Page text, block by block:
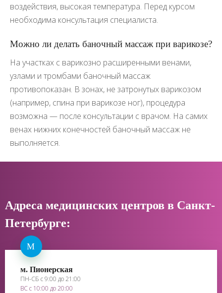
воздействия, высокая температура. Перед курсом
необходима консультация специалиста.
Можно ли делать баночный массаж при варикозе?
На участках с варикозно расширенными венами,
узлами и тромбами баночный массаж
противопоказан. В зонах, не затронутых варикозом
(например, спина при варикозе ног), процедура
возможна — после консультации с врачом. На самих
венах нижних конечностей баночный массаж не
выполняется.
Адреса медицинских центров в Санкт-
Петербурге:
М
м. Пионерская
ПН-СБ с 9:00 до 21:00
ВС с 10:00 до 20:00